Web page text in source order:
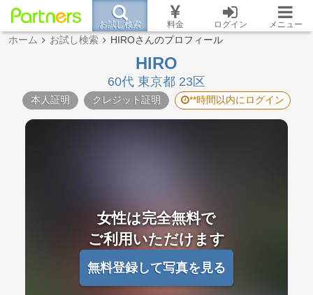
お試し検索 料金 ログイン メニュー
ホーム お試し検索 HIROさんのプロフィール
HIRO
60代 東京都 23区
本人証明 クレジット証明 **時間以内にログイン
女性は完全無料で
ご利用いただけます
無料登録して写真を見る